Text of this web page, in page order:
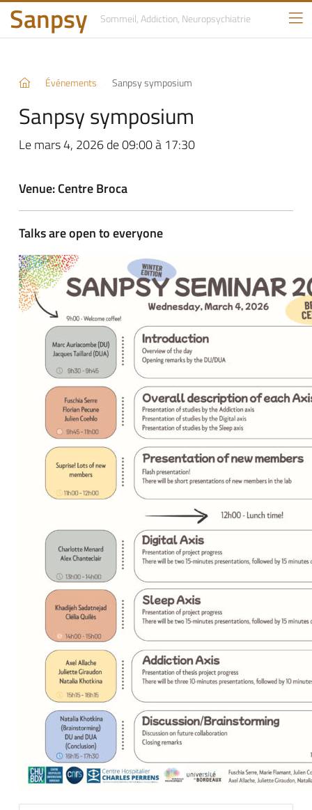
Sanpsy Sommeil, Addiction, Neuropsychiatrie
Événements Sanpsy symposium
Sanpsy symposium
Le mars 4, 2026 de 09:00 à 17:30
Venue: Centre Broca
Talks are open to everyone